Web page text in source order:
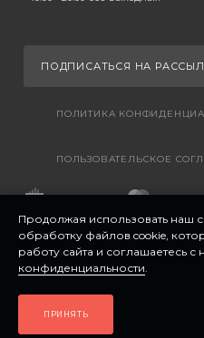
ПОДПИСАТЬСЯ НА
ПОЛИТИКА
ПОЛЬЗОВАТЕЛЬСКОЕ
Продолжая использовать наш
обработку файлов cookie,
работу сайта и соглашаетесь с
конфиденциальности.
ПРИНЯТЬ